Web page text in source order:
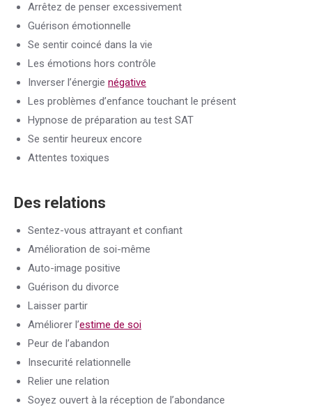
Arrêtez de penser excessivement
Guérison émotionnelle
Se sentir coincé dans la vie
Les émotions hors contrôle
Inverser l’énergie négative
Les problèmes d’enfance touchant le présent
Hypnose de préparation au test SAT
Se sentir heureux encore
Attentes toxiques
Des relations
Sentez-vous attrayant et confiant
Amélioration de soi-même
Auto-image positive
Guérison du divorce
Laisser partir
Améliorer l’estime de soi
Peur de l’abandon
Insecurité relationnelle
Relier une relation
Soyez ouvert à la réception de l’abondance